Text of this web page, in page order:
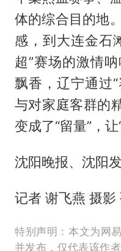
体的综合目的地
感，到大连金石
超”赛场的激情
飘香，辽宁通过
与对家庭客群的
变成了“留量”，让
沈阳晚报、沈阳
记者 谢飞燕 摄影
特别声明：本文为网
并发布，仅代表该作